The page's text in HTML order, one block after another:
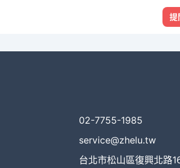
提
02-7755-1985
service@zhelu.tw
台北市松山區復興北路